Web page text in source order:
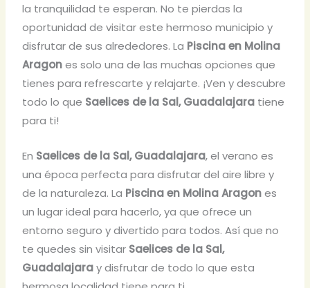
la tranquilidad te esperan. No te pierdas la
oportunidad de visitar este hermoso municipio y
disfrutar de sus alrededores. La Piscina en Molina
Aragones solo una de las muchas opciones que
tienes para refrescarte y relajarte. ¡Ven y descubre
todo lo que Saelices de la Sal, Guadalajara tiene
para ti!
En Saelices de la Sal, Guadalajara, el verano es
una época perfecta para disfrutar del aire libre y
de la naturaleza. La Piscina en Molina Aragones
un lugar ideal para hacerlo, ya que ofrece un
entorno seguro y divertido para todos. Así que no
te quedes sin visitar Saelices de la Sal,
Guadalajaray disfrutar de todo lo que esta